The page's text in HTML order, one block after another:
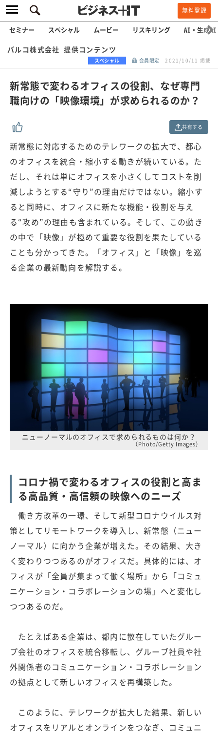
無料登録
セミナー スペシャル ムービー リスキリング AI・生成AI
バルコ株式会社 提供コンテンツ
スペシャル 会員限定 2021/10/11 掲載
新常態で変わるオフィスの役割、なぜ専門
職向けの「映像環境」が求められるのか？
共有する
新常態に対応するためのテレワークの拡大で、都心
のオフィスを統合・縮小する動きが続いている。た
だし、それは単にオフィスを小さくしてコストを削
減しようとする“守り”の理由だけではない。縮小す
ると同時に、オフィスに新たな機能・役割を与え
る“攻め”の理由も含まれている。そして、この動き
の中で「映像」が極めて重要な役割を果たしている
ことも分かってきた。「オフィス」と「映像」を巡
る企業の最新動向を解説する。
ニューノーマルのオフィスで求められるものは何か？
（Photo/Getty Images）
コロナ禍で変わるオフィスの役割と高ま
る高品質・高信頼の映像へのニーズ
働き方改革の一環、そして新型コロナウイルス対
策としてリモートワークを導入し、新常態（ニュー
ノーマル）に向かう企業が増えた。その結果、大き
く変わりつつあるのがオフィスだ。具体的には、オ
フィスが「全員が集まって働く場所」から「コミュ
ニケーション・コラボレーションの場」へと変化し
つつあるのだ。
たとえばある企業は、都内に散在していたグルー
プ会社のオフィスを統合移転し、グルーブ社員や社
外関係者のコミュニケーション・コラボレーション
の拠点として新しいオフィスを再構築した。
このように、テレワークが拡大した結果、新しい
オフィスをリアルとオンラインをつなぎ、コミュニ